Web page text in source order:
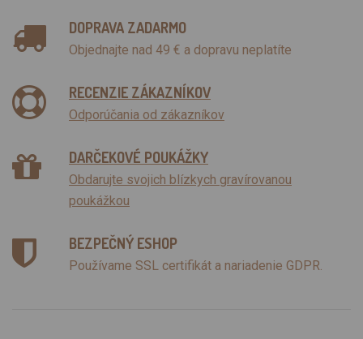
DOPRAVA ZADARMO
Objednajte nad 49 € a dopravu neplatíte
RECENZIE ZÁKAZNÍKOV
Odporúčania od zákazníkov
DARČEKOVÉ POUKÁŽKY
Obdarujte svojich blízkych gravírovanou
poukážkou
BEZPEČNÝ ESHOP
Používame SSL certifikát a nariadenie GDPR.